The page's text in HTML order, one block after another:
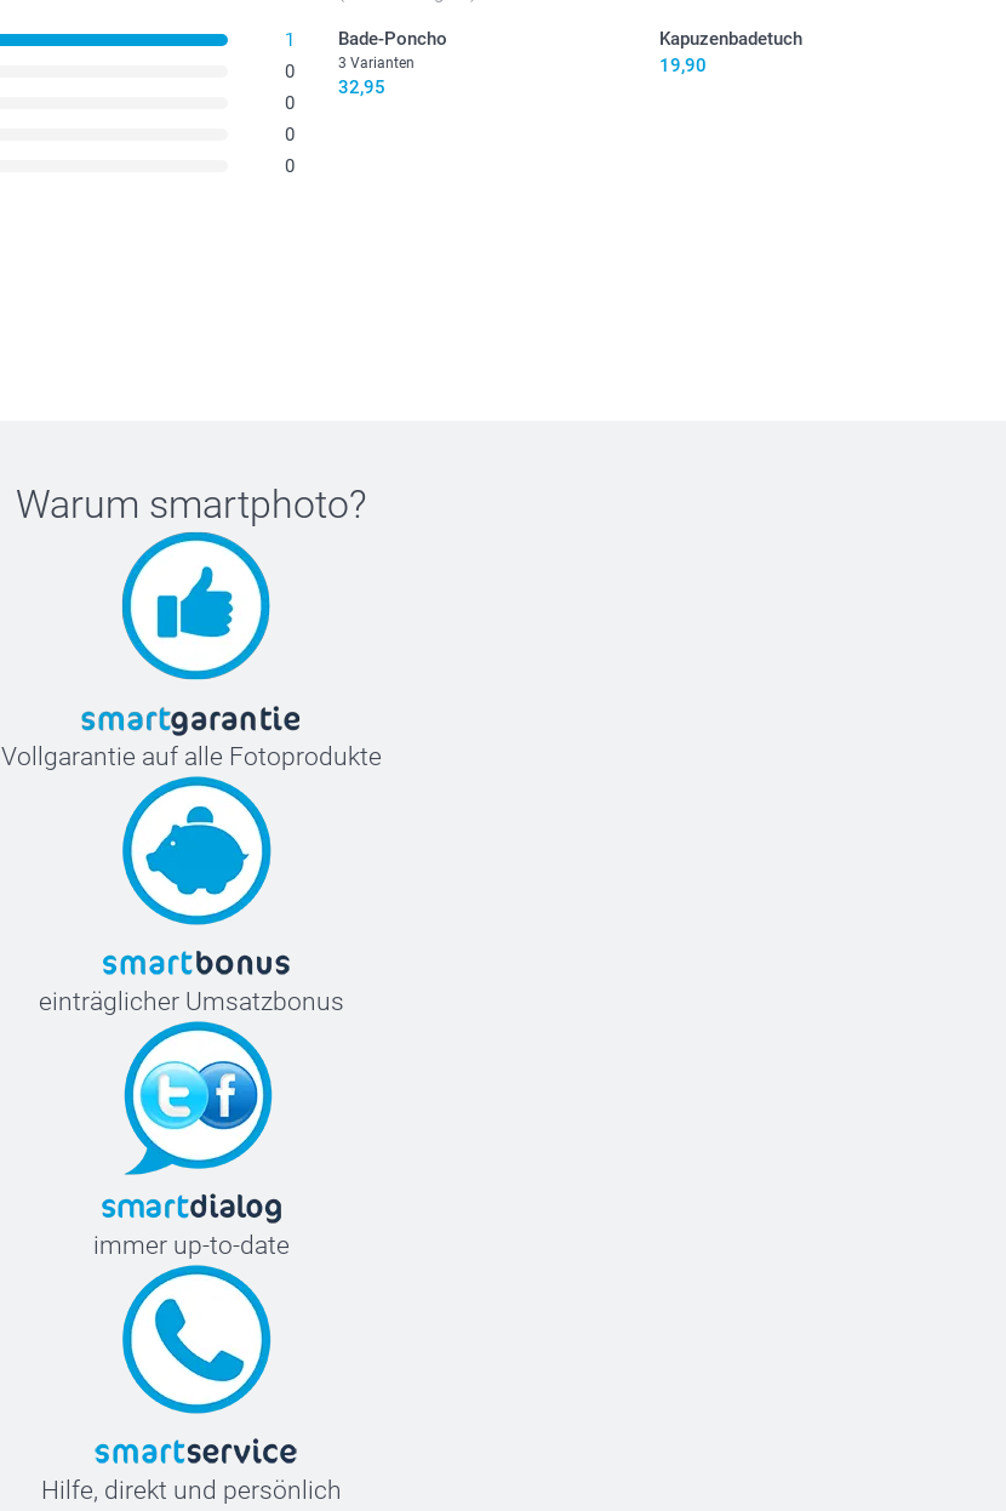
1
0
0
0
0
Bade-Poncho
3 Varianten
32,95
Kapuzenbadetuch
19,90
Warum smartphoto?
Vollgarantie auf alle Fotoprodukte
einträglicher Umsatzbonus
immer up-to-date
Hilfe, direkt und persönlich